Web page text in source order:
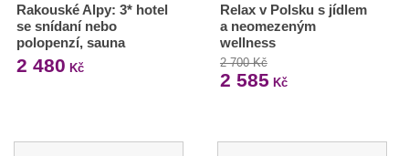
Rakouské Alpy: 3* hotel
se snídaní nebo
polopenzí, sauna
2 480 Kč
Relax v Polsku s jídlem
a neomezeným
wellness
2 700 Kč
2 585 Kč